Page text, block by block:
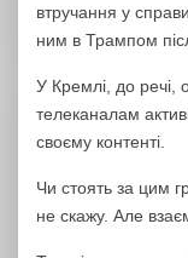
втручання у
ним в Трампом
У Кремлі, до речі,
телеканалам
своєму контенті.
Чи стоять за цим
не скажу. Але